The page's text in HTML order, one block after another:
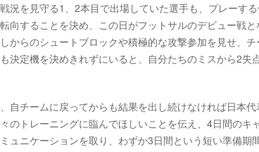
況を見守る1、2本目で出場していた選手も、プレーす
向することを決め、この日がフットサルのデビュー戦
からのシュートブロックや積極的な攻撃参加を見せ、チ
決定機を決めきれずにいると、自分たちのミスから2失
自チームに戻ってからも結果を出し続けなければ日本
のトレーニングに臨んでほしいことを伝え、4日間のキ
ュニケーションを取り、わずか3日間という短い準備期